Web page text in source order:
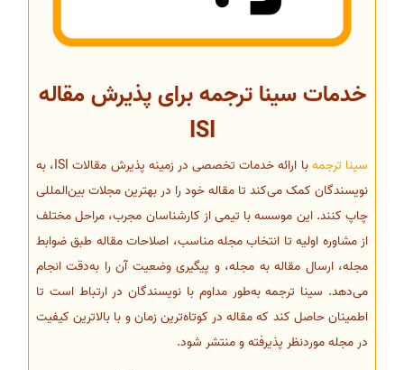
خدمات سینا ترجمه برای پذیرش مقاله
ISI
سینا ترجمه
با ارائه خدمات تخصصی در زمینه پذیرش مقالات ISI، به
نویسندگان کمک می‌کند تا مقاله خود را در بهترین مجلات بین‌المللی
چاپ کنند. این موسسه با تیمی از کارشناسان مجرب، مراحل مختلف
از مشاوره اولیه تا انتخاب مجله مناسب، اصلاحات مقاله طبق ضوابط
مجله، ارسال مقاله به مجله، و پیگیری وضعیت آن را به‌دقت انجام
می‌دهد. سینا ترجمه به‌طور مداوم با نویسندگان در ارتباط است تا
اطمینان حاصل کند که مقاله در کوتاه‌ترین زمان و با بالاترین کیفیت
در مجله موردنظر پذیرفته و منتشر شود.